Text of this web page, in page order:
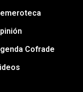
Cofrade